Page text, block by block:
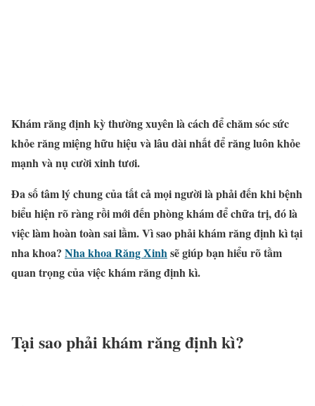
Khám răng định kỳ thường xuyên là cách để chăm sóc sức
khỏe răng miệng hữu hiệu và lâu dài nhất để răng luôn khỏe
mạnh và nụ cười xinh tươi.
Đa số tâm lý chung của tất cả mọi người là phải đến khi bệnh
biểu hiện rõ ràng rồi mới đến phòng khám để chữa trị, đó là
việc làm hoàn toàn sai lầm. Vì sao phải khám răng định kì tại
nha khoa? Nha khoa Răng Xinhsẽ giúp bạn hiểu rõ tầm
quan trọng của việc khám răng định kì.
Tại sao phải khám răng định kì?